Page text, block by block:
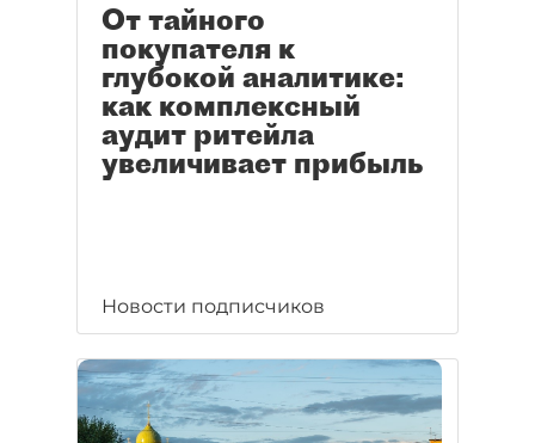
От тайного
покупателя к
глубокой аналитике:
как комплексный
аудит ритейла
увеличивает прибыль
Новости подписчиков